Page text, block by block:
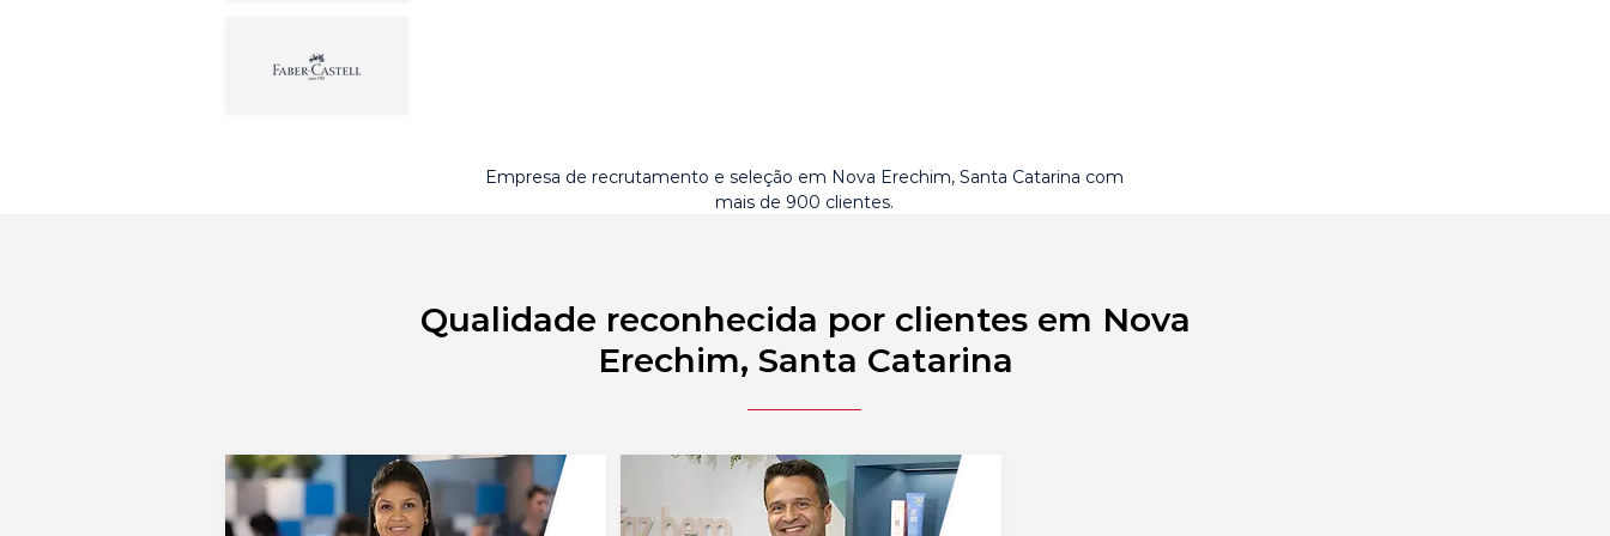
Empresa de recrutamento e seleção em Nova Erechim, Santa Catarina com
mais de 900 clientes.
Qualidade reconhecida por clientes em Nova
Erechim, Santa Catarina